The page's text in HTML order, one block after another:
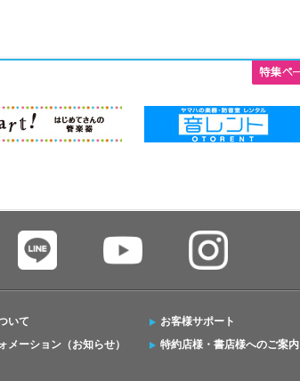
いて
メーション（お知らせ）
お客様サポート
特約店様・書店様へのご案内